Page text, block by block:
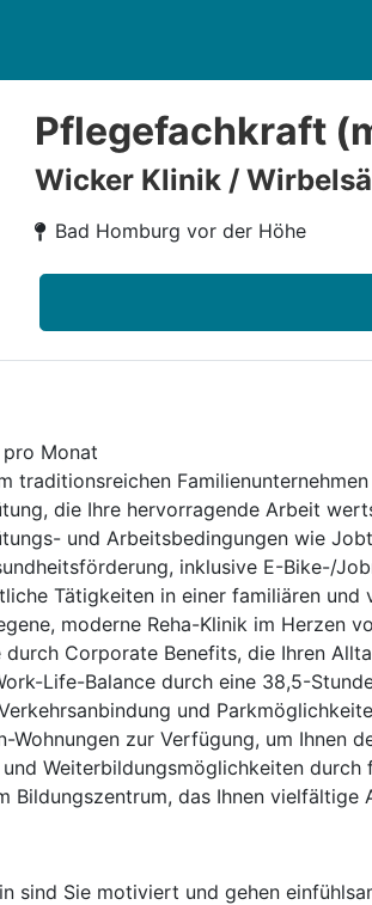
Pflegefachkraft
Wicker Klinik /
Bad Homburg vor der Höhe
Monat
traditionsreichen
die Ihre hervorragende Arbeit
und Arbeitsbedingungen wie
inklusive E-Bike-/
Tätigkeiten in einer familiären
moderne Reha-Klinik im Herzen
Corporate Benefits, die Ihren
Life-Balance durch eine 38,5-
und
Wohnungen zur Verfügung, um Ihnen
Weiterbildungsmöglichkeiten
Bildungszentrum, das Ihnen
sind Sie motiviert und gehen